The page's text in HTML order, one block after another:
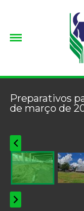
Preparativos
de março de